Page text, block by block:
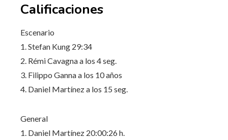
Calificaciones
Escenario
1. Stefan Kung 29:34
2. Rémi Cavagna a los 4 seg.
3. Filippo Ganna a los 10 años
4. Daniel Martínez a los 15 seg.
General
1. Daniel Martínez 20:00:26 h.